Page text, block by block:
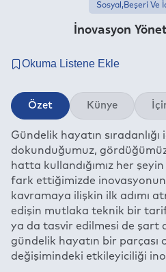
İnovasyon
Sosyal,Beşeri Ve
Özet Künye
Gündelik hayatın sıradanlığı
dokunduğumuz,
hatta kullandığımız her
fark ettiğimizde
kavramaya ilişkin ilk adımı
edişin mutlaka teknik bir tarif
ya da tasvir edilmesi de şart
gündelik hayatın bir parçası
değişimindeki etkileyiciliği